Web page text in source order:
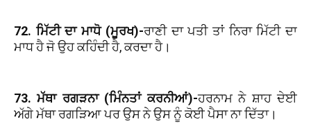
72. ਮਿੱਟੀ ਦਾ ਮਾਧੋ (ਮੂਰਖ)-ਰਾਣੀ ਦਾ ਪਤੀ ਤਾਂ ਨਿਰਾ ਮਿੱਟੀ ਦਾ
ਮਾਧ ਹੈ ਜੋ ਉਹ ਕਹਿੰਦੀ ਹੈ, ਕਰਦਾ ਹੈ।
73. ਮੱਥਾ ਰਗੜਨਾ (ਮਿੰਨਤਾਂ ਕਰਨੀਆਂ)-ਹਰਨਾਮ ਨੇ ਸ਼ਾਹ ਦੇਈ
ਅੱਗੇ ਮੱਥਾ ਰਗੜਿਆ ਪਰ ਉਸ ਨੇ ਉਸ ਨੂੰ ਕੋਈ ਪੈਸਾ ਨਾ ਦਿੱਤਾ।